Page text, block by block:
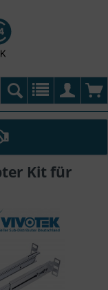
Kit für